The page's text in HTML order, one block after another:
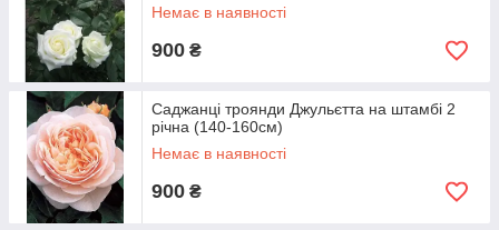
Немає в наявності
900 ₴
Саджанці троянди Джульєтта на штамбі 2
річна (140-160см)
Немає в наявності
900 ₴